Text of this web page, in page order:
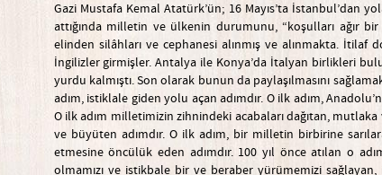
Gazi Mustafa Kemal Atatürk’ün; 16 Mayıs’ta İstanbul’dan
attığında milletin ve ülkenin durumunu, “koşulları ağır
elinden silâhları ve cephanesi alınmış ve alınmakta. İtilaf
İngilizler girmişler. Antalya ile Konya’da İtalyan birlikleri
yurdu kalmıştı. Son olarak bunun da paylaşılmasını
adım, istiklale giden yolu açan adımdır. O ilk adım,
O ilk adım milletimizin zihnindeki acabaları dağıtan,
ve büyüten adımdır. O ilk adım, bir milletin birbirine
etmesine öncülük eden adımdır. 100 yıl önce atılan o
olmamızı ve istikbale bir ve beraber yürümemizi